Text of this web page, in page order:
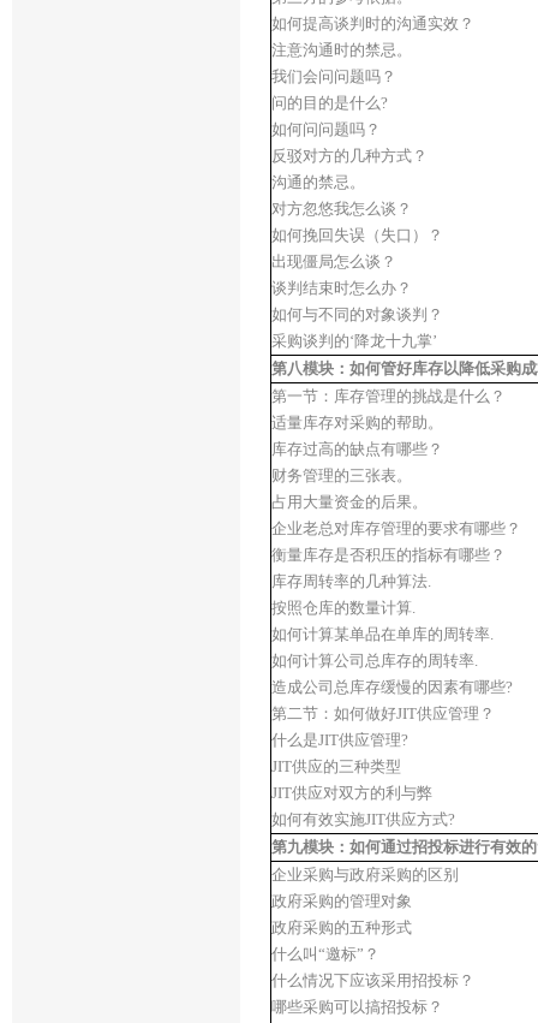
如何提高谈判时的沟通实效？
注意沟通时的禁忌。
我们会问问题吗？
问的目的是什么?
如何问问题吗？
反驳对方的几种方式？
沟通的禁忌。
对方忽悠我怎么谈？
如何挽回失误（失口）？
出现僵局怎么谈？
谈判结束时怎么办？
如何与不同的对象谈判？
采购谈判的‘降龙十九掌’
第八模块：如何管好库存以降低采购
第一节：库存管理的挑战是什么？
适量库存对采购的帮助。
库存过高的缺点有哪些？
财务管理的三张表。
占用大量资金的后果。
企业老总对库存管理的要求有哪些？
衡量库存是否积压的指标有哪些？
库存周转率的几种算法.
按照仓库的数量计算.
如何计算某单品在单库的周转率.
如何计算公司总库存的周转率.
造成公司总库存缓慢的因素有哪些?
第二节：如何做好JIT供应管理？
什么是JIT供应管理?
JIT供应的三种类型
JIT供应对双方的利与弊
如何有效实施JIT供应方式?
第九模块：如何通过招投标进行有效
企业采购与政府采购的区别
政府采购的管理对象
政府采购的五种形式
什么叫“邀标”？
什么情况下应该采用招投标？
哪些采购可以搞招投标？